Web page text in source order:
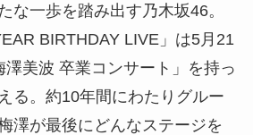
な一歩を踏み出す乃木坂46。
BIRTHDAY LIVE」は5月21
澤美波 卒業コンサート」を持っ
る。約10年間にわたりグルー
澤が最後にどんなステージを